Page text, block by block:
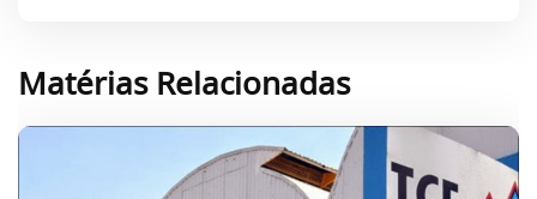
Matérias Relacionadas